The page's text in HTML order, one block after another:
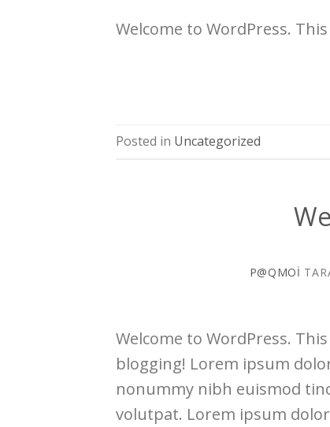
Welcome to WordPress.
Posted in Uncategorized
P@QMOI
Welcome to WordPress.
blogging! Lorem ipsum
nonummy nibh euismod
volutpat. Lorem ipsum